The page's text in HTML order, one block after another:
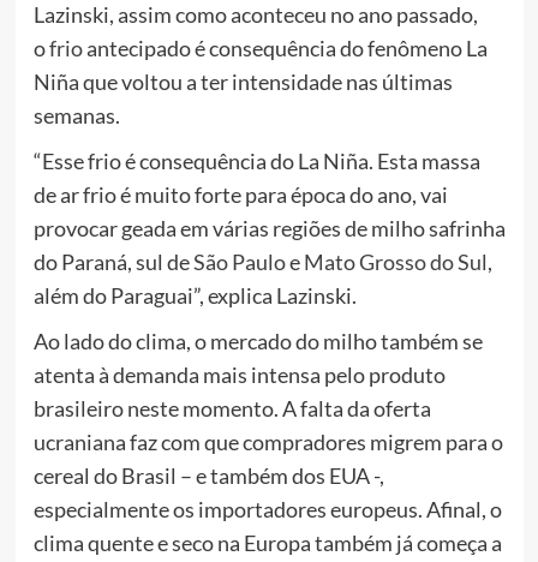
Lazinski, assim como aconteceu no ano passado,
ofrioantecipado é consequência do fenômeno La
Niña que voltou a ter intensidade nas últimas
semanas.
“Esse frio é consequência do La Niña. Esta massa
de ar frio é muito forte para época do ano, vai
provocar geada em várias regiões de milho safrinha
do Paraná, sul deSão PauloeMato Grosso do Sul,
além do Paraguai”, explica Lazinski.
Ao lado do clima, o mercado do milho também se
atenta à demanda mais intensa pelo produto
brasileiro neste momento. A falta da oferta
ucraniana faz com que compradores migrem para o
cereal do Brasil – e também dos EUA -,
especialmente os importadores europeus. Afinal, o
clima quente e seco na Europa também já começa a